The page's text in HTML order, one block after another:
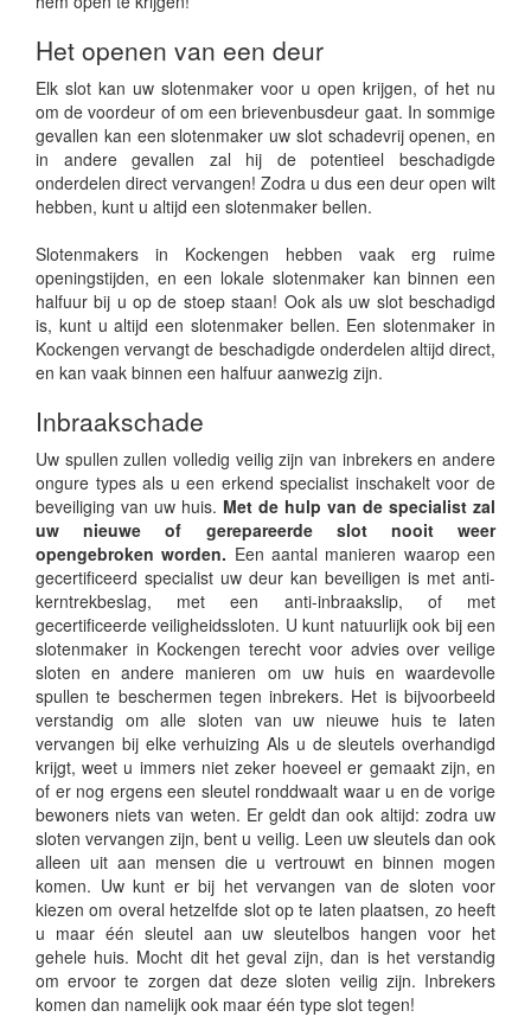
Het openen van een deur
Elk slot kan uw slotenmaker voor u open krijgen, of het nu
om de voordeur of om een brievenbusdeur gaat. In sommige
gevallen kan een slotenmaker uw slot schadevrij openen, en
in andere gevallen zal hij de potentieel beschadigde
onderdelen direct vervangen! Zodra u dus een deur open wilt
hebben, kunt u altijd een slotenmaker bellen.
Slotenmakers in Kockengen hebben vaak erg ruime
openingstijden, en een lokale slotenmaker kan binnen een
halfuur bij u op de stoep staan! Ook als uw slot beschadigd
is, kunt u altijd een slotenmaker bellen. Een slotenmaker in
Kockengen vervangt de beschadigde onderdelen altijd direct,
en kan vaak binnen een halfuur aanwezig zijn.
Inbraakschade
Uw spullen zullen volledig veilig zijn van inbrekers en andere
ongure types als u een erkend specialist inschakelt voor de
beveiliging van uw huis. Met de hulp van de specialist zal
uw nieuwe of gerepareerde slot nooit weer
opengebroken worden. Een aantal manieren waarop een
gecertificeerd specialist uw deur kan beveiligen is met anti-
kerntrekbeslag, met een anti-inbraakslip, of met
gecertificeerde veiligheidssloten. U kunt natuurlijk ook bij een
slotenmaker in Kockengen terecht voor advies over veilige
sloten en andere manieren om uw huis en waardevolle
spullen te beschermen tegen inbrekers. Het is bijvoorbeeld
verstandig om alle sloten van uw nieuwe huis te laten
vervangen bij elke verhuizing Als u de sleutels overhandigd
krijgt, weet u immers niet zeker hoeveel er gemaakt zijn, en
of er nog ergens een sleutel ronddwaalt waar u en de vorige
bewoners niets van weten. Er geldt dan ook altijd: zodra uw
sloten vervangen zijn, bent u veilig. Leen uw sleutels dan ook
alleen uit aan mensen die u vertrouwt en binnen mogen
komen. Uw kunt er bij het vervangen van de sloten voor
kiezen om overal hetzelfde slot op te laten plaatsen, zo heeft
u maar één sleutel aan uw sleutelbos hangen voor het
gehele huis. Mocht dit het geval zijn, dan is het verstandig
om ervoor te zorgen dat deze sloten veilig zijn. Inbrekers
komen dan namelijk ook maar één type slot tegen!